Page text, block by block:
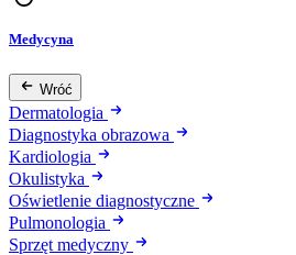
Medycyna
Wróć
Dermatologia
Diagnostyka obrazowa
Kardiologia
Okulistyka
Oświetlenie diagnostyczne
Pulmonologia
Sprzęt medyczny